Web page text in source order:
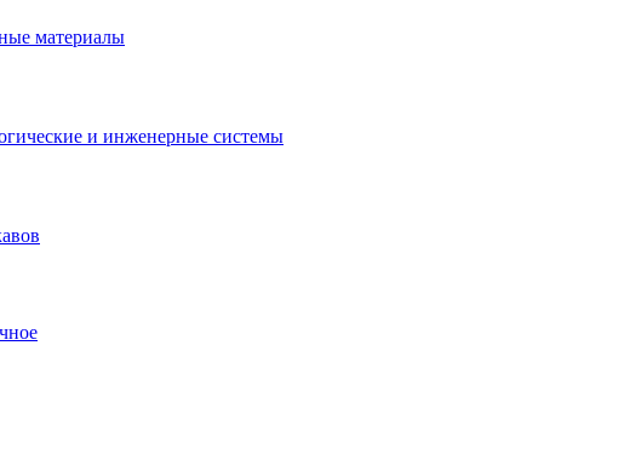
материалы
и инженерные системы